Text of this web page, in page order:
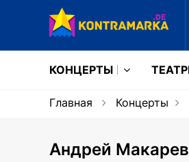
КОНЦЕРТЫ
Главная Концерты
Андрей